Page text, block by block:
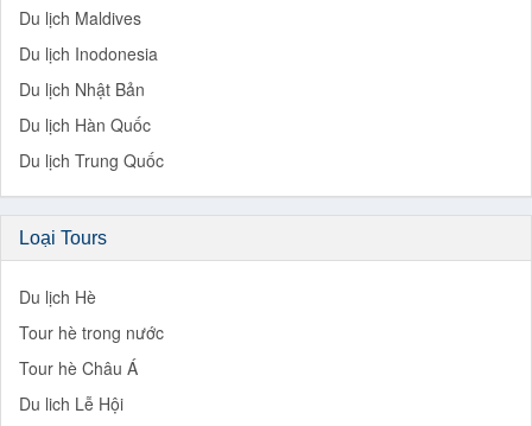
Du lịch Maldives
Du lịch Inodonesia
Du lịch Nhật Bản
Du lịch Hàn Quốc
Du lịch Trung Quốc
Loại Tours
Du lịch Hè
Tour hè trong nước
Tour hè Châu Á
Du lich Lễ Hội